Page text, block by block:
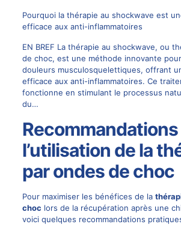
Pourquoi la thérapie au shockwave est
efficace aux anti-inflammatoires
EN BREF La thérapie au shockwave, ou
de choc, est une méthode innovante
douleurs musculosquelettiques, offrant
efficace aux anti-inflammatoires. Ce
fonctionne en stimulant le processus
du…
l’utilisation de la
par ondes de choc
Pour maximiser les bénéfices de la
choc lors de la récupération après une
voici quelques recommandations